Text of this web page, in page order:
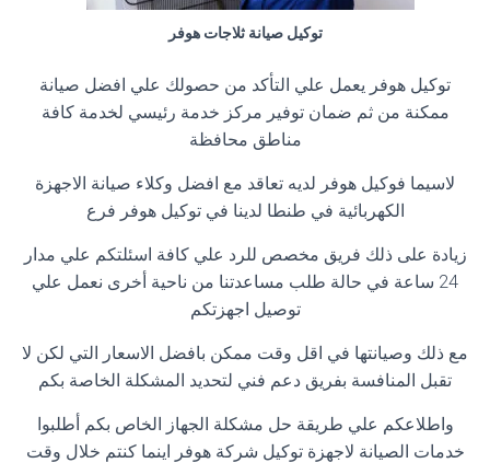
توكيل صيانة ثلاجات هوفر
توكيل هوفر يعمل علي التأكد من حصولك علي افضل صيانة
ممكنة من ثم ضمان توفير مركز خدمة رئيسي لخدمة كافة
مناطق محافظة
لاسيما فوكيل هوفر لديه تعاقد مع افضل وكلاء صيانة الاجهزة
الكهربائية في طنطا لدينا في توكيل هوفر فرع
زيادة على ذلك فريق مخصص للرد علي كافة اسئلتكم علي مدار
24 ساعة في حالة طلب مساعدتنا من ناحية أخرى نعمل علي
توصيل اجهزتكم
مع ذلك وصيانتها في اقل وقت ممكن بافضل الاسعار التي لكن لا
تقبل المنافسة بفريق دعم فني لتحديد المشكلة الخاصة بكم
واطلاعكم علي طريقة حل مشكلة الجهاز الخاص بكم أطلبوا
خدمات الصيانة لاجهزة توكيل شركة هوفر اينما كنتم خلال وقت